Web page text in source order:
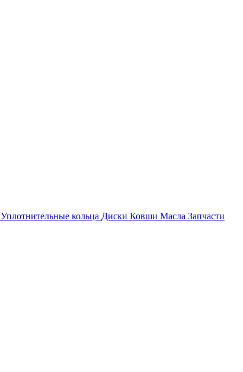
Уплотнительные кольца Диски Ковши Масла Запчасти